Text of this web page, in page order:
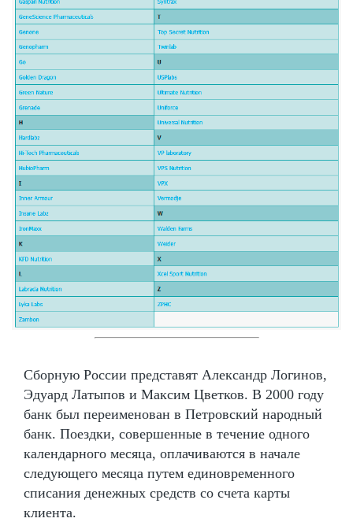
Сборную России представят Александр Логинов,
Эдуард Латыпов и Максим Цветков. В 2000 году
банк был переименован в Петровский народный
банк. Поездки, совершенные в течение одного
календарного месяца, оплачиваются в начале
следующего месяца путем единовременного
списания денежных средств со счета карты
клиента.